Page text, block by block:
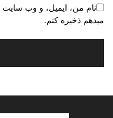
نام من، ایمیل، و وب سایت
میدهم ذخیره کنم.